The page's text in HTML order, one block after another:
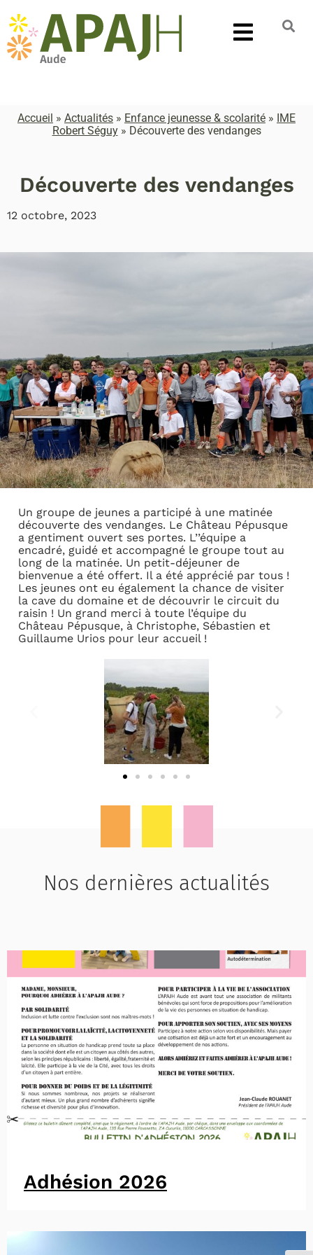
Accueil » Actualités » Enfance jeunesse & scolarité » IME
Robert Séguy» Découverte des vendanges
Découverte des vendanges
12 octobre, 2023
Un groupe de jeunes a participé à une matinée
découverte des vendanges. Le Château Pépusque
a gentiment ouvert ses portes. L’’équipe a
encadré, guidé et accompagné le groupe tout au
long de la matinée. Un petit-déjeuner de
bienvenue a été offert. Il a été apprécié par tous !
Les jeunes ont eu également la chance de visiter
la cave du domaine et de découvrir le circuit du
raisin ! Un grand merci à toute l’équipe du
Château Pépusque, à Christophe, Sébastien et
Guillaume Urios pour leur accueil !
Nos dernières actualités
Adhésion 2026